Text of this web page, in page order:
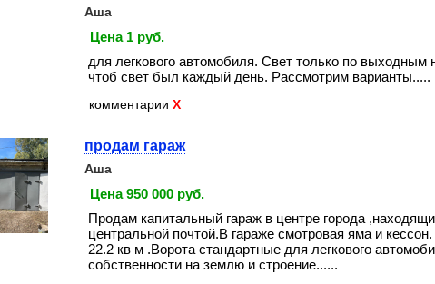
Аша
Цена 1 руб.
для легкового автомобиля. Свет только по выходным
чтоб свет был каждый день. Рассмотрим варианты.....
комментарии X
продам гараж
Аша
Цена 950 000 руб.
Продам капитальный гараж в центре города
центральной почтой.В гараже смотровая яма и
22.2 кв м .Ворота стандартные для легкового
собственности на землю и строение......